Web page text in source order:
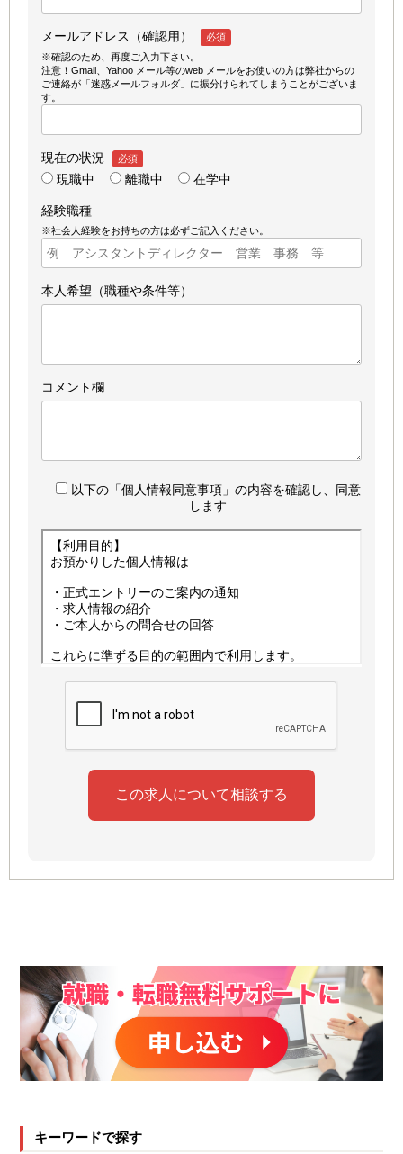
メールアドレス（確認用）
必須
※確認のため、再度ご入力下さい。
注意！Gmail、Yahoo メール等のweb メールをお使いの方は弊社からの
ご連絡が「迷惑メールフォルダ」に振分けられてしまうことがございま
す。
現在の状況 必須
現職中 離職中 在学中
経験職種
※社会人経験をお持ちの方は必ずご記入ください。
本人希望（職種や条件等）
コメント欄
以下の「個人情報同意事項」の内容を確認し、同意
します
キーワードで探す